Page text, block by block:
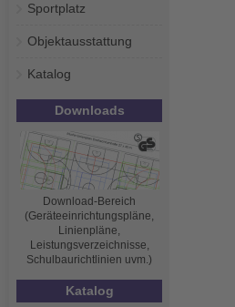
Sportplatz
Objektausstattung
Katalog
Downloads
Download-Bereich
(Geräteeinrichtungspläne,
Linienpläne,
Leistungsverzeichnisse,
Schulbaurichtlinien uvm.)
Katalog